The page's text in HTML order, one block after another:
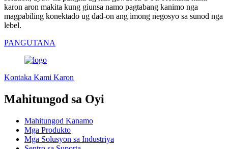
karon aron makita kung giunsa namo pagtabang kanimo nga
magpabiling konektado ug dad-on ang imong negosyo sa sunod nga
lebel.
PANGUTANA
Kontaka Kami Karon
Mahitungod sa Oyi
Mahitungod Kanamo
Mga Produkto
Mga Solusyon sa Industriya